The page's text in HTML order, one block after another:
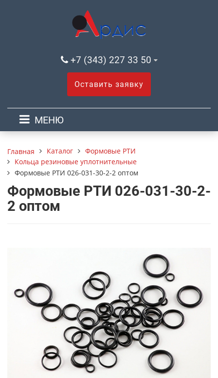
+7 (343) 227 33 50
Оставить заявку
МЕНЮ
Главная Каталог
Формовые РТИ
Кольца резиновые уплотнительные
Формовые РТИ 026-031-30-2-2 оптом
Формовые РТИ 026-031-30-2-
2 оптом